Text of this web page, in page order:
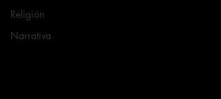
Religión
Narrativa